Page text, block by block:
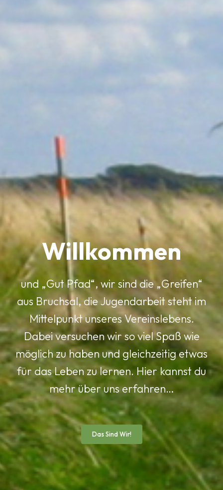
Willkommen
und „Gut Pfad“, wir sind die „Greifen“
aus Bruchsal, die Jugendarbeit steht im
Mittelpunkt unseres Vereinslebens.
Dabei versuchen wir so viel Spaß wie
möglich zu haben und gleichzeitig etwas
für das Leben zu lernen. Hier kannst du
mehr über uns erfahren…
Das Sind Wir!